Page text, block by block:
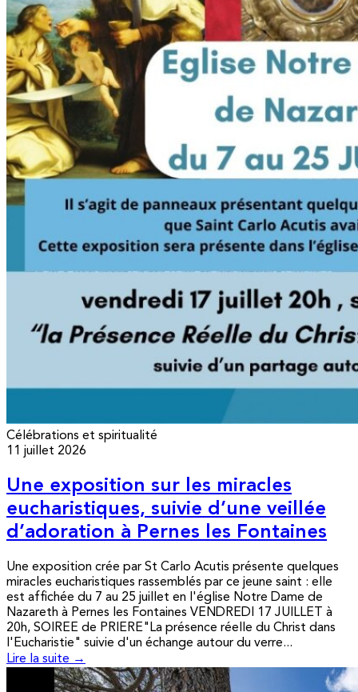
Célébrations et spiritualité
11 juillet 2026
Une exposition sur les miracles
eucharistiques, suivie d’une veillée
d’adoration à Pernes les Fontaines
Une exposition crée par St Carlo Acutis présente quelques
miracles eucharistiques rassemblés par ce jeune saint : elle
est affichée du 7 au 25 juillet en l'église Notre Dame de
Nazareth à Pernes les Fontaines VENDREDI 17 JUILLET à
20h, SOIREE de PRIERE"La présence réelle du Christ dans
l'Eucharistie" suivie d'un échange autour du verre...
Lire la suite →